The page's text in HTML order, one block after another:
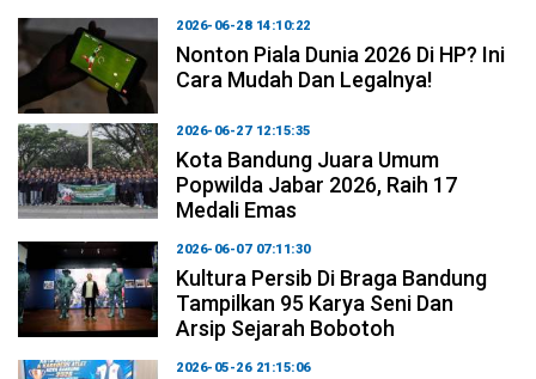
2026-06-28 14:10:22
Nonton Piala Dunia 2026 Di HP? Ini
Cara Mudah Dan Legalnya!
2026-06-27 12:15:35
Kota Bandung Juara Umum
Popwilda Jabar 2026, Raih 17
Medali Emas
2026-06-07 07:11:30
Kultura Persib Di Braga Bandung
Tampilkan 95 Karya Seni Dan
Arsip Sejarah Bobotoh
2026-05-26 21:15:06